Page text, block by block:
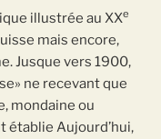
illustrée au XXe
mais encore,
Jusque vers 1900,
ne recevant que
mondaine ou
établie Aujourd’hui,